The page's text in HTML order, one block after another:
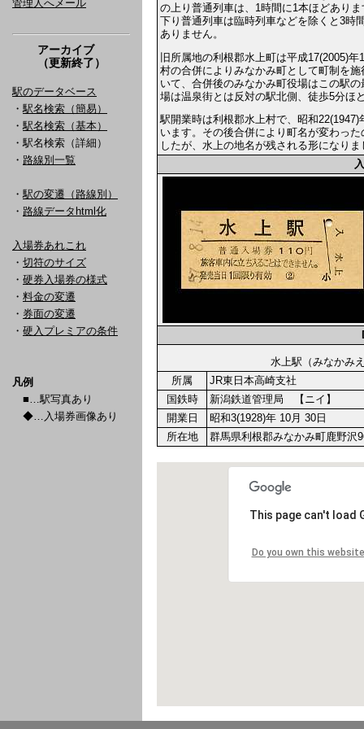
管理人へメール
アーカイブ
（更新終了）
駅のデータベース
・ 駅名検索（簡易）
・ 駅名検索（基本）
・駅名検索（詳細）
・ 路線別一覧
・ 駅の変遷（路線別）
・ 路線データhtml化
入場券あれこれ
・ 切符のサイズ
・ 硬券入場券の様式
・ 料金の変遷
・ 券面の変遷
・ 硬入プレミアの条件
凡例
■…駅写真あり
◆…入場券画像あり
の上り普通列車は、1時間に1本ほどあり
下り普通列車は臨時列車などを除くと3時
ありません。
旧所属地の利根郡水上町は平成17(2005)
村の合併によりみなかみ町として町制を
いて、合併後のみなかみ町役場はこの駅
場は温泉街とは反対の駅北側、徒歩5分ほ
駅開業時は利根郡水上村で、昭和
います。その後合併により町名が変わっ
したが、水上の地名が残される形になりま
水上駅（みなか
所属
JR東日本高崎支社
国鉄時
新潟鉄道管理局 【ニイ】
開業日
昭和3(1928)年 10月 30日
所在地
群馬県利根郡みなかみ町鹿野沢